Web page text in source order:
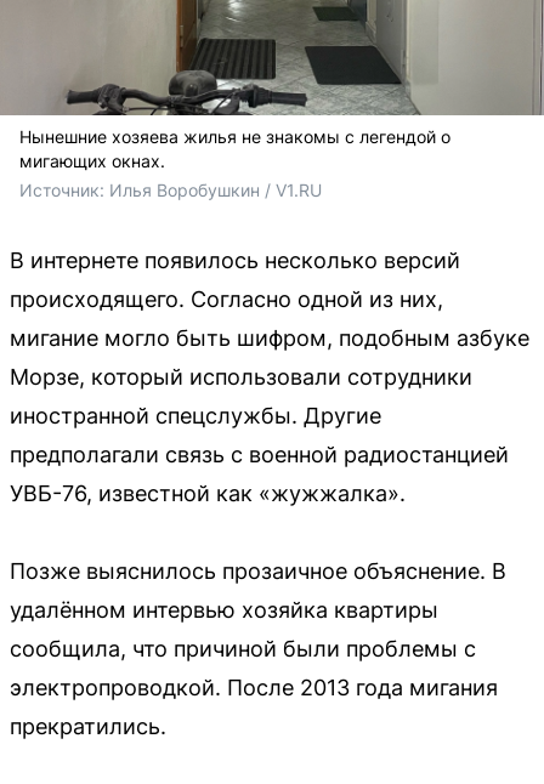
Нынешние хозяева жилья не знакомы с легендой о
мигающих окнах.
Источник: Илья Воробушкин / V1.RU
В интернете появилось несколько версий
происходящего. Согласно одной из них,
мигание могло быть шифром, подобным азбуке
Морзе, который использовали сотрудники
иностранной спецслужбы. Другие
предполагали связь с военной радиостанцией
УВБ-76, известной как «жужжалка».
Позже выяснилось прозаичное объяснение. В
удалённом интервью хозяйка квартиры
сообщила, что причиной были проблемы с
электропроводкой. После 2013 года мигания
прекратились.